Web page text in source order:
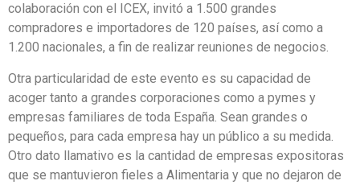
colaboración con el ICEX, invitó a 1.500 grandes
compradores e importadores de 120 países, así como a
1.200 nacionales, a fin de realizar reuniones de negocios.
Otra particularidad de este evento es su capacidad de
acoger tanto a grandes corporaciones como a pymes y
empresas familiares de toda España. Sean grandes o
pequeños, para cada empresa hay un público a su medida.
Otro dato llamativo es la cantidad de empresas expositoras
que se mantuvieron fieles a Alimentaria y que no dejaron de